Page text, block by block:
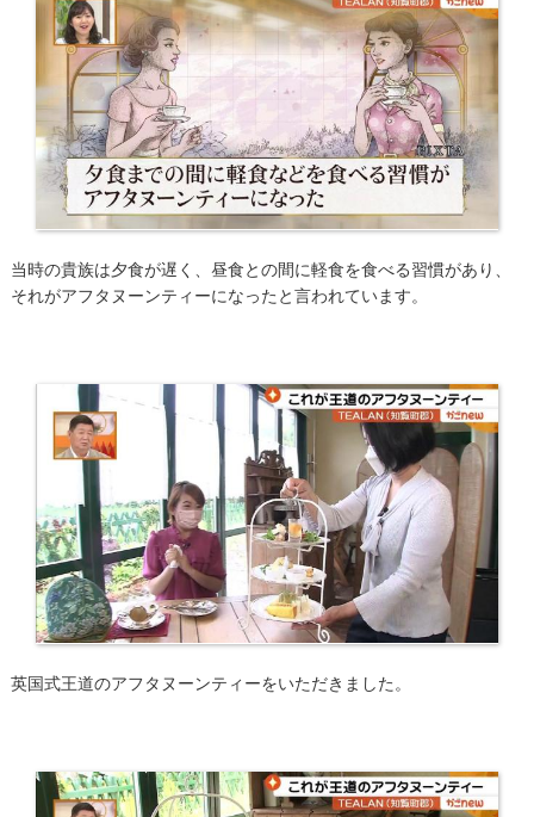
当時の貴族は夕食が遅く、昼食との間に軽食を食べる習慣があり、
それがアフタヌーンティーになったと言われています。
英国式王道のアフタヌーンティーをいただきました。